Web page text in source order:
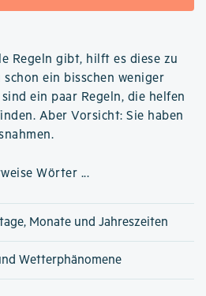
Regeln gibt, hilft es diese zu
ein bisschen weniger
ein paar Regeln, die helfen
Aber Vorsicht: Sie haben
Wörter ...
Monate und Jahreszeiten
Wetterphänomene